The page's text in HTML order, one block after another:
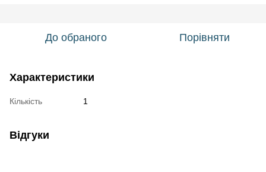
До обраного Порівняти
Характеристики
Кількість 1
Відгуки